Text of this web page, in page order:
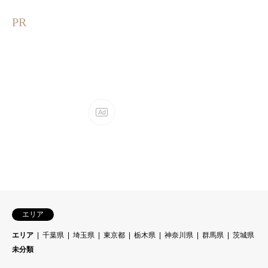
PR
エリア
エリア 千葉県 埼玉県 東京都 栃木県 神奈川県 群馬県
茨城県
未分類